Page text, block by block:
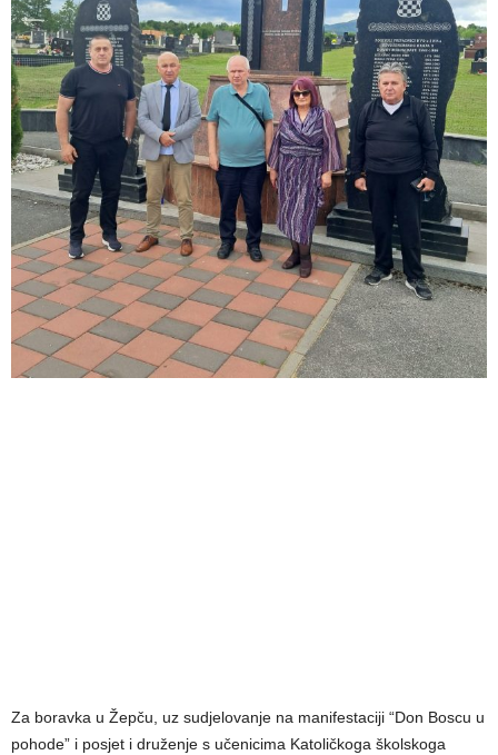
Za boravka u Žepču, uz sudjelovanje na manifestaciji “Don Boscu u
pohode” i posjet i druženje s učenicima Katoličkoga školskoga